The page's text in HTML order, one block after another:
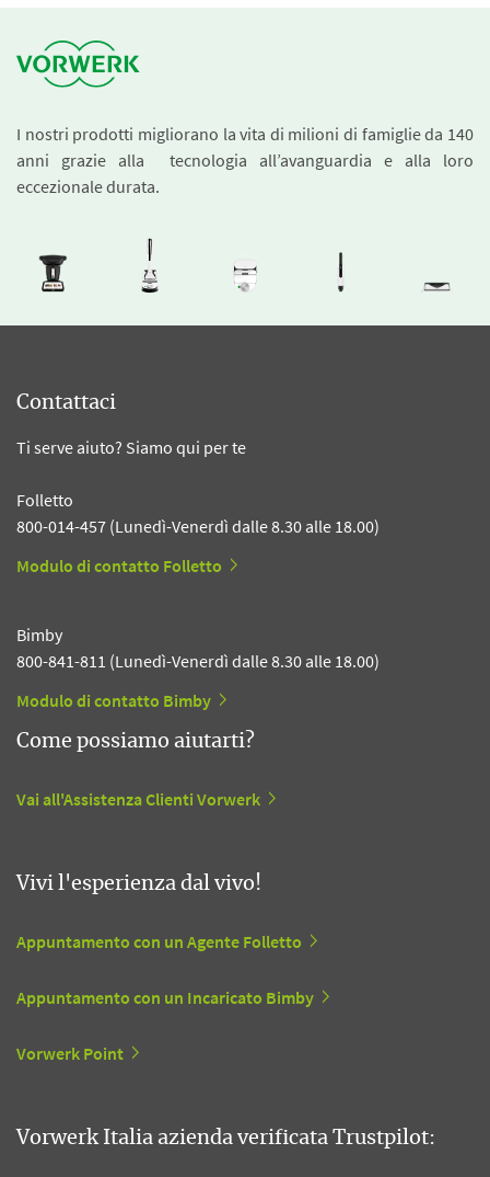
I nostri prodotti migliorano la vita di milioni di famiglie da 140
anni grazie alla tecnologia all’avanguardia e alla loro
eccezionale durata.
Contattaci
Ti serve aiuto? Siamo qui per te
Folletto
800-014-457 (Lunedì-Venerdì dalle 8.30 alle 18.00)
Modulo di contatto Folletto
Bimby
800-841-811 (Lunedì-Venerdì dalle 8.30 alle 18.00)
Modulo di contatto Bimby
Come possiamo aiutarti?
Vai all'Assistenza Clienti Vorwerk
Vivi l'esperienza dal vivo!
Appuntamento con un Agente Folletto
Appuntamento con un Incaricato Bimby
Vorwerk Point
Vorwerk Italia azienda verificata Trustpilot: